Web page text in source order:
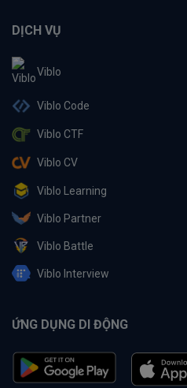
DỊCH VỤ
Viblo
Viblo Code
Viblo CTF
Viblo CV
Viblo Learning
Viblo Partner
Viblo Battle
Viblo Interview
ỨNG DỤNG DI ĐỘNG